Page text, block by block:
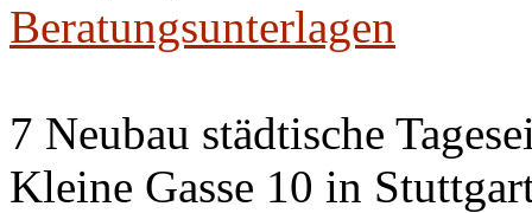
Beratungsunterlagen
7 Neubau städtische
Kleine Gasse 10 in